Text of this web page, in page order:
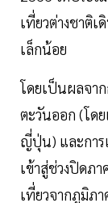
เที่ยวต่างชาติ
เล็กน้อย
โดยเป็นผลจา
ตะวันออก (โด
ญี่ปุ่น) และการ
เข้าสู่ช่วงปิดภ
เที่ยวจากภูมิภ